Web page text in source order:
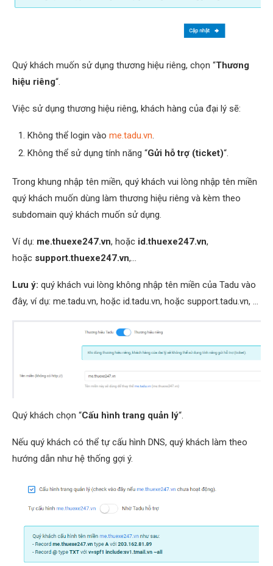
Quý khách muốn sử dụng thương hiệu riêng, chọn “Thương
hiệu riêng“.
Việc sử dụng thương hiệu riêng, khách hàng của đại lý sẽ:
Không thể login vào me.tadu.vn.
Không thể sử dụng tính năng “Gửi hỗ trợ (ticket)“.
Trong khung nhập tên miền, quý khách vui lòng nhập tên miền
quý khách muốn dùng làm thương hiệu riêng và kèm theo
subdomain quý khách muốn sử dụng.
Ví dụ: me.thuexe247.vn, hoặc id.thuexe247.vn,
hoặc support.thuexe247.vn,…
Lưu ý: quý khách vui lòng không nhập tên miền của Tadu vào
đây, ví dụ: me.tadu.vn, hoặc id.tadu.vn, hoặc support.tadu.vn, …
Quý khách chọn “Cấu hình trang quản lý“.
Nếu quý khách có thể tự cấu hình DNS, quý khách làm theo
hướng dẫn như hệ thống gợi ý.